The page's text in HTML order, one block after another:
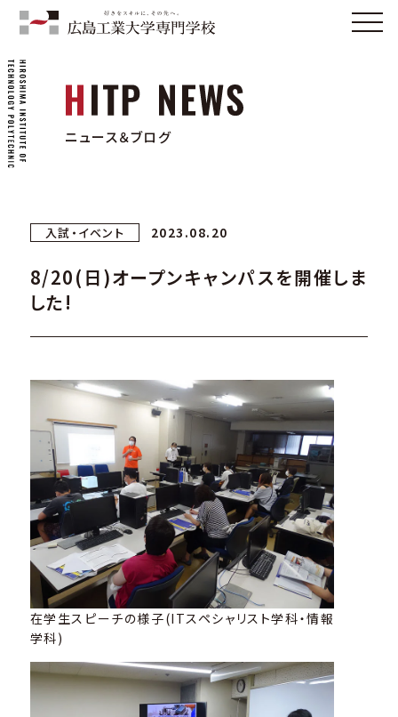
ニュース＆ブログ
入試・イベント 2023.08.20
8/20(日)オープンキャンパスを開催しま
した!
在学生スピーチの様子(ITスペシャリスト学科・情報
学科)